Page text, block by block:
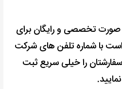
صورت تخصصی و رایگان برای
با شماره تلفن های شرکت
سفارشتان را خیلی سریع ثبت
نمایید.